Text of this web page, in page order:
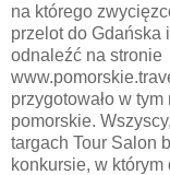
na którego
przelot do Gdańska
odnaleźć na stronie
przygotowało w
pomorskie.
targach Tour Salon
konkursie, w